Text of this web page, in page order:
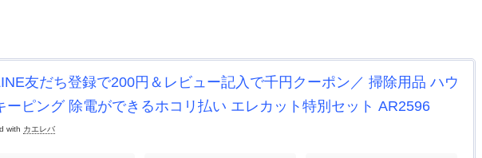
友だち登録で200円＆レビュー記入で千円クーポン／ 掃除用品 ハウ
ーピング 除電ができるホコリ払い エレカット特別セット AR2596
with カエレバ